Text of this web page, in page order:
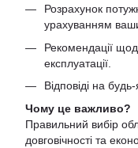
Розрахунок
урахуванням
Рекомендації
експлуатації.
Відповіді на
Чому це важливо?
Правильний вибір
довговічності та